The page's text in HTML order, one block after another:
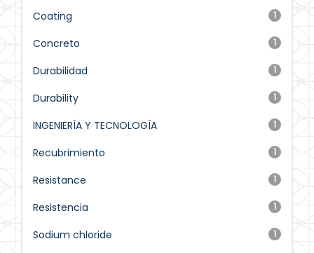
1
Coating
1
Concreto
1
Durabilidad
1
Durability
1
INGENIERÍA Y TECNOLOGÍA
1
Recubrimiento
1
Resistance
1
Resistencia
1
Sodium chloride